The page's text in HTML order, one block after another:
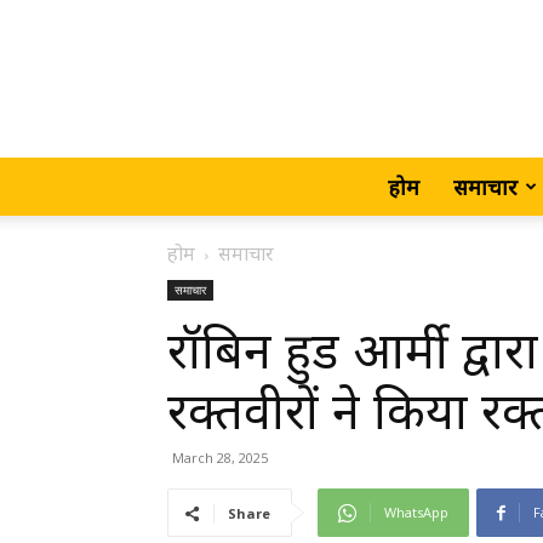
होम समाचार
होम समाचार
समाचार
रॉबिन हुड आर्मी
रक्तवीरों ने किया
March 28, 2025
Share WhatsApp